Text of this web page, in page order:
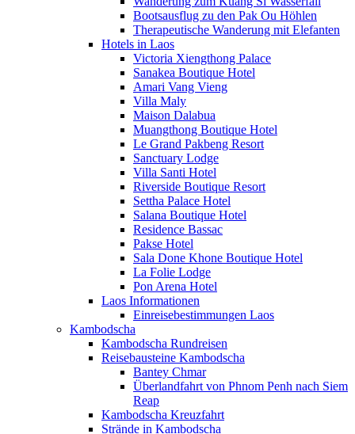
Bootsausflug zu den Pak Ou Höhlen
Therapeutische Wanderung mit Elefanten
Hotels in Laos
Victoria Xiengthong Palace
Sanakea Boutique Hotel
Amari Vang Vieng
Villa Maly
Maison Dalabua
Muangthong Boutique Hotel
Le Grand Pakbeng Resort
Sanctuary Lodge
Villa Santi Hotel
Riverside Boutique Resort
Settha Palace Hotel
Salana Boutique Hotel
Residence Bassac
Pakse Hotel
Sala Done Khone Boutique Hotel
La Folie Lodge
Pon Arena Hotel
Laos Informationen
Einreisebestimmungen Laos
Kambodscha
Kambodscha Rundreisen
Reisebausteine Kambodscha
Bantey Chmar
Überlandfahrt von Phnom Penh nach Siem
Reap
Kambodscha Kreuzfahrt
Strände in Kambodscha